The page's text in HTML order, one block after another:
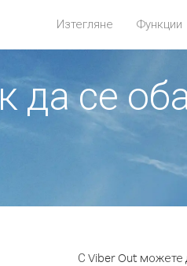
Изтегляне Функции
да се
С Viber Out можете